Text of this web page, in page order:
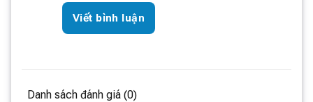
Viết bình luận
Danh sách đánh giá (0)